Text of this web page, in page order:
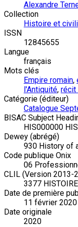
Alexandre
Collection
Histoire et
ISSN
12845655
Langue
français
Mots clés
Empire romain,
l'Antiquité, récit
Catégorie (éditeur)
Catalogue
BISAC Subject
HIS000000
Dewey (abrégé)
930 History of
Code publique Onix
06
CLIL (Version 2013-
3377 HISTOIRE
Date de première
11 février 2020
Date originale
2020